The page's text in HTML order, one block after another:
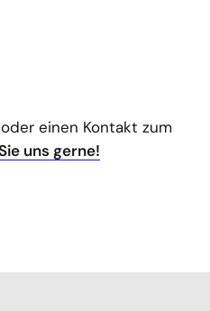
einen Kontakt zum
uns gerne!